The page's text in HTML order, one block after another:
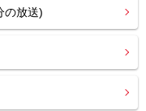
の放送)